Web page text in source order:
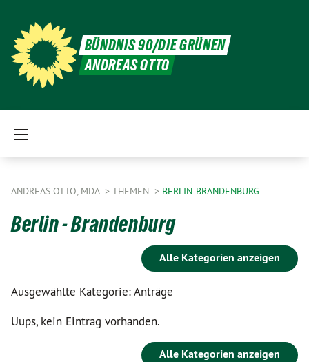
BÜNDNIS 90/DIE GRÜNEN
ANDREAS OTTO
ANDREAS OTTO, MDA THEMEN BERLIN-BRANDENBURG
Berlin - Brandenburg
Alle Kategorien anzeigen
Ausgewählte Kategorie: Anträge
Uups, kein Eintrag vorhanden.
Alle Kategorien anzeigen